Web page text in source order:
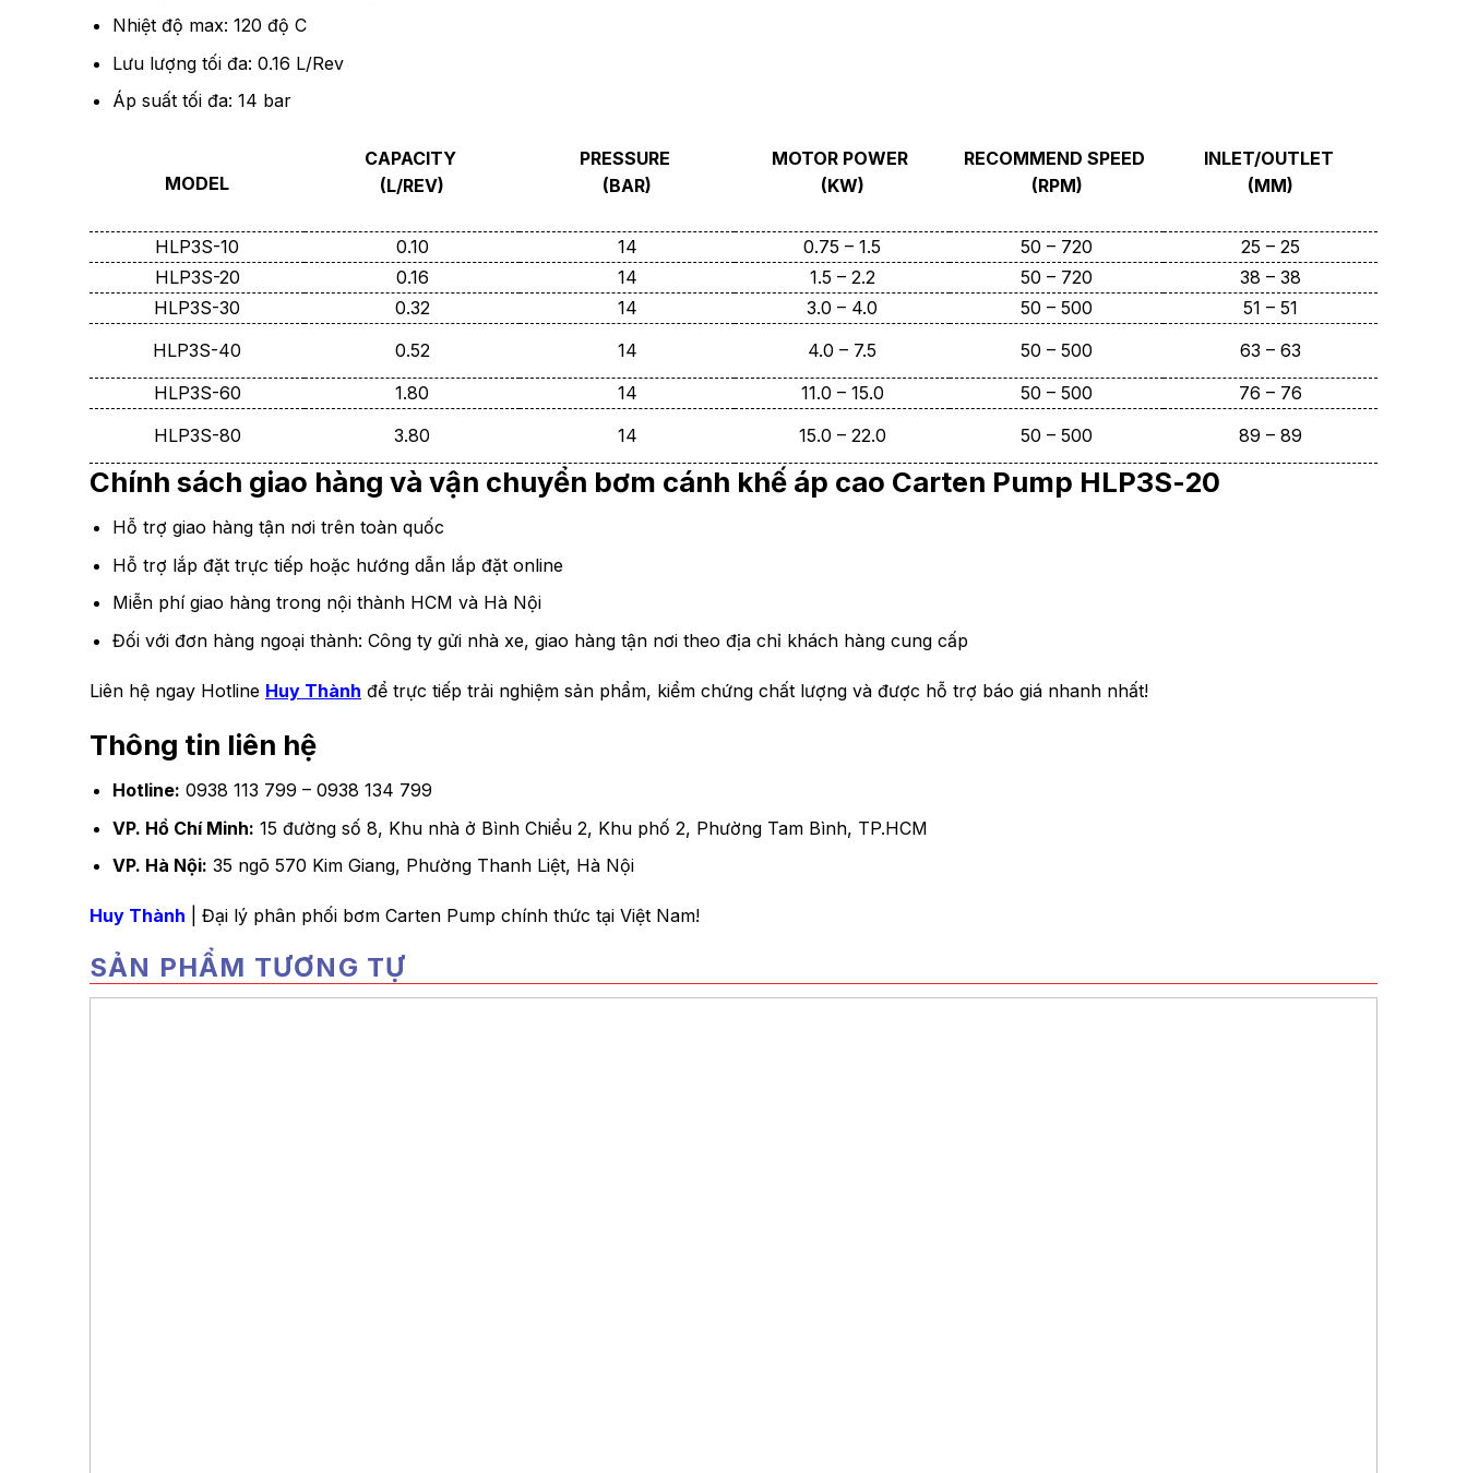
Nhiệt độ max: 120 độ C
Lưu lượng tối đa: 0.16 L/Rev
Áp suất tối đa: 14 bar
MODEL
CAPACITY
(L/REV)
PRESSURE
(BAR)
MOTOR POWER
(KW)
RECOMMEND SPEED
(RPM)
INLET/OUTLET
(MM)
HLP3S-10 0.10 14 0.75 – 1.5 50 – 720
25 – 25
HLP3S-20
0.16 14 1.5 – 2.2 50 – 720
38 – 38
HLP3S-30
0.32 14 3.0 – 4.0 50 – 500
51 – 51
HLP3S-40
0.52 14 4.0 – 7.5 50 – 500
63 – 63
HLP3S-60
1.80 14 11.0 – 15.0 50 – 500
76 – 76
HLP3S-80
3.80 14 15.0 – 22.0 50 – 500 89 – 89
Chính sách giao hàng và vận chuyển bơm cánh khế áp cao Carten Pump HLP3S-20
Hỗ trợ giao hàng tận nơi trên toàn quốc
Hỗ trợ lắp đặt trực tiếp hoặc hướng dẫn lắp đặt online
Miễn phí giao hàng trong nội thành HCM và Hà Nội
Đối với đơn hàng ngoại thành: Công ty gửi nhà xe, giao hàng tận nơi theo địa chỉ khách hàng cung cấp
Liên hệ ngay Hotline Huy Thành để trực tiếp trải nghiệm sản phẩm, kiểm chứng chất lượng và được hỗ trợ báo giá nhanh nhất!
Thông tin liên hệ
Hotline: 0938 113 799 – 0938 134 799
VP. Hồ Chí Minh: 15 đường số 8, Khu nhà ở Bình Chiểu 2, Khu phố 2, Phường Tam Bình, TP.HCM
VP. Hà Nội: 35 ngõ 570 Kim Giang, Phường Thanh Liệt, Hà Nội
Huy Thành | Đại lý phân phối bơm Carten Pump chính thức tại Việt Nam!
SẢN PHẨM TƯƠNG TỰ